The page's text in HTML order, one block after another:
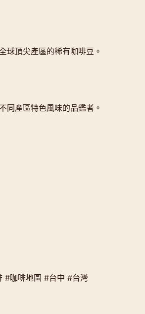
球頂尖產區的稀有咖啡豆。
同產區特色風味的品鑑者。
#咖啡地圖 #台中 #台灣